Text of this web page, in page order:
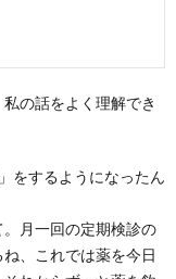
の話をよく理解でき
をするようになったん
月一回の定期検診の
、これでは薬を今日